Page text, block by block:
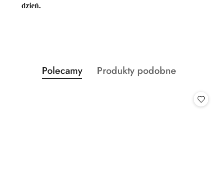
dzień.
Pomiń karuzelę produktów
Produkty
o
Polecamy
Produkty
Produkty podobne